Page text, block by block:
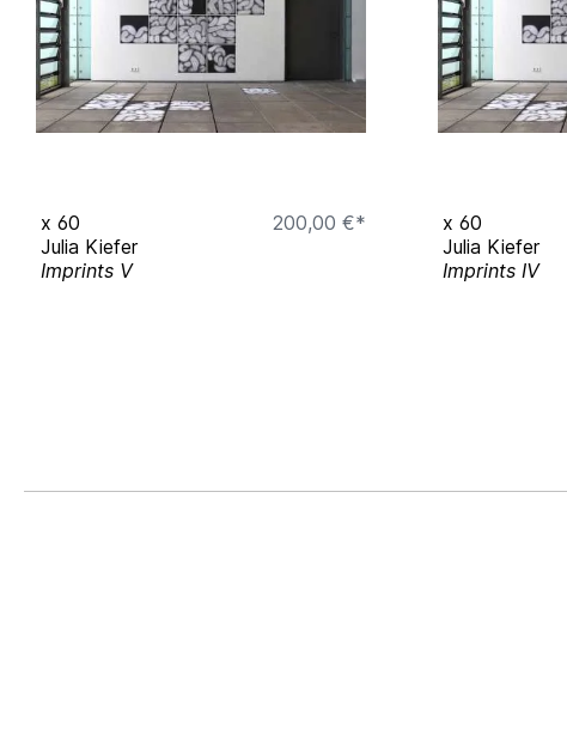
x 60
200,00 €*
Julia Kiefer
Imprints V
x 60
Julia Kiefer
Imprints IV